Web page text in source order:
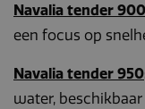
Navalia tender 900
een focus op
Navalia tender 950
water,